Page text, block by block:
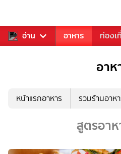
อ่าน
รวงการเพลง อาหาร ท่องเ
อาห
หน้าแรกอาหาร รวมร้านอาห
สูตรอาห